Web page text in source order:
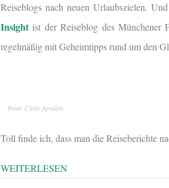
Reiseblogs nach neuen Urlaubszielen.
Insightist der Reiseblog des Münchener
regelmäßig mit Geheimtipps rund um den
Ponte Ciolo Apulien
Toll finde ich, dass man die Reiseberichte
WEITERLESEN